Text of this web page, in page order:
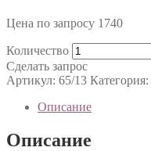
Цена по запросу 1740
Количество
Сделать запрос
Артикул: 65/13 Категория:
Описание
Описание